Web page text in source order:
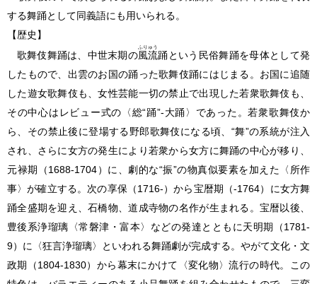
する舞踊として同義語にも用いられる。
【歴史】
歌舞伎舞踊は、中世末期の風流
ふりゅう
踊という民俗舞踊を母体として発
したもので、出雲のお国の踊った歌舞伎踊にはじまる。お国に追随
した遊女歌舞伎も、女性芸能一切の禁止で出現した若衆歌舞伎も、
その中心はレビュー式の〈総“踊”‐大踊〉であった。若衆歌舞伎か
ら、その禁止後に登場する野郎歌舞伎になる頃、“舞”の系統が注入
され、さらに女方の発生により若衆から女方に舞踊の中心が移り、
元禄期（1688‐1704）に、劇的な“振”の物真似要素を加えた〈所作
事〉が確立する。次の享保（1716‐）から宝暦期（‐1764）に女方舞
踊全盛期を迎え、石橋物、道成寺物の名作が生まれる。宝暦以後、
豊後系浄瑠璃〈常磐津・富本〉などの発達とともに天明期（1781‐
9）に〈狂言浄瑠璃〉といわれる舞踊劇が完成する。やがて文化・文
政期（1804‐1830）から幕末にかけて〈変化物〉流行の時代。この